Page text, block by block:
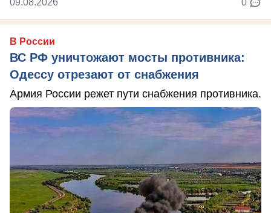
В России
ВС РФ уничтожают мосты противника:
Одессу отрезают от снабжения
Армия России режет пути снабжения противника.